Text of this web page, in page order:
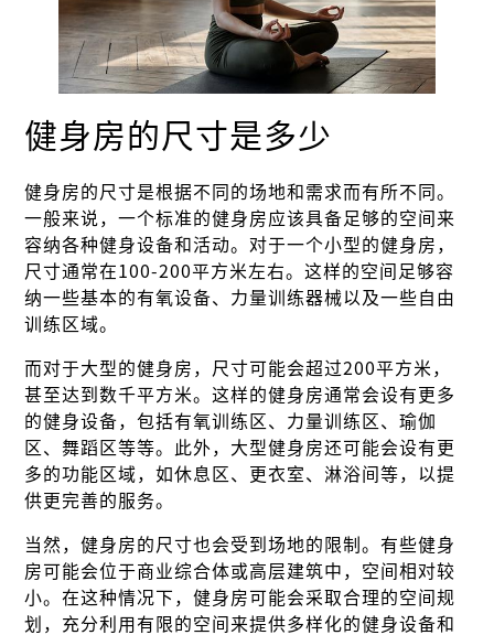
健身房的尺寸是多少
健身房的尺寸是根据不同的场地和需求而有所不同。
一般来说，一个标准的健身房应该具备足够的空间来
容纳各种健身设备和活动。对于一个小型的健身房，
尺寸通常在100-200平方米左右。这样的空间足够容
纳一些基本的有氧设备、力量训练器械以及一些自由
训练区域。
而对于大型的健身房，尺寸可能会超过200平方米，
甚至达到数千平方米。这样的健身房通常会设有更多
的健身设备，包括有氧训练区、力量训练区、瑜伽
区、舞蹈区等等。此外，大型健身房还可能会设有更
多的功能区域，如休息区、更衣室、淋浴间等，以提
供更完善的服务。
当然，健身房的尺寸也会受到场地的限制。有些健身
房可能会位于商业综合体或高层建筑中，空间相对较
小。在这种情况下，健身房可能会采取合理的空间规
划，充分利用有限的空间来提供多样化的健身设备和